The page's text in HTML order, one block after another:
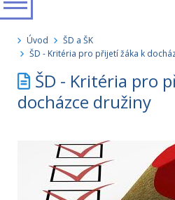
Úvod
ŠD a ŠK
ŠD - Kritéria pro přijetí žáka k
ŠD - Kritéria pro
docházce družiny